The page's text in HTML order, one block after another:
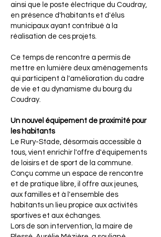
ainsi que le poste électrique du Coudray,
en présence d'habitants et d'élus
municipaux ayant contribué à la
réalisation de ces projets.
Ce temps de rencontre a permis de
mettre en lumière deux aménagements
qui participent à l'amélioration du cadre
de vie et au dynamisme du bourg du
Coudray.
Un nouvel équipement de proximité pour
les habitants
Le Rury-Stade, désormais accessible à
tous, vient enrichir l'offre d'équipements
de loisirs et de sport de la commune.
Conçu comme un espace de rencontre
et de pratique libre, il offre aux jeunes,
aux familles et à l'ensemble des
habitants un lieu propice aux activités
sportives et aux échanges.
Lors de son intervention, la maire de